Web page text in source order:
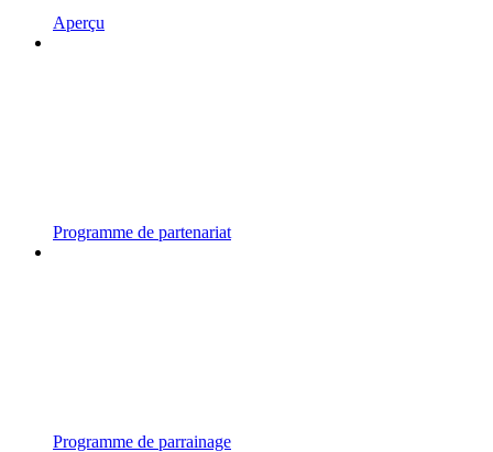
Aperçu
Programme de partenariat
Programme de parrainage